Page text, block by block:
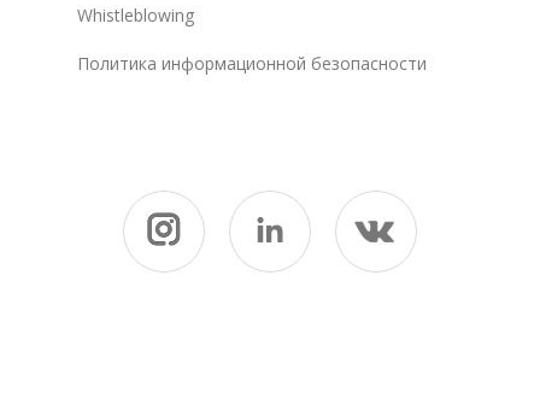
Whistleblowing
Политика информационной безопасности